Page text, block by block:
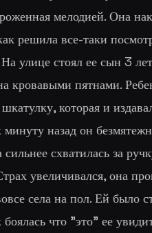
мелодией. Она
решила все-таки
улице стоял ее сын 3
кровавыми пятнами.
которая и
минуту назад он
схватилась за
увеличивался, она
села на пол. Ей было
боялась что "это" ее